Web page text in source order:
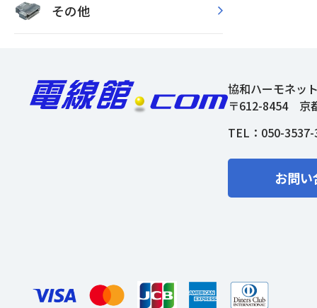
その他
協和ハーモネッ
〒612-8454 京
TEL： 050-
お問